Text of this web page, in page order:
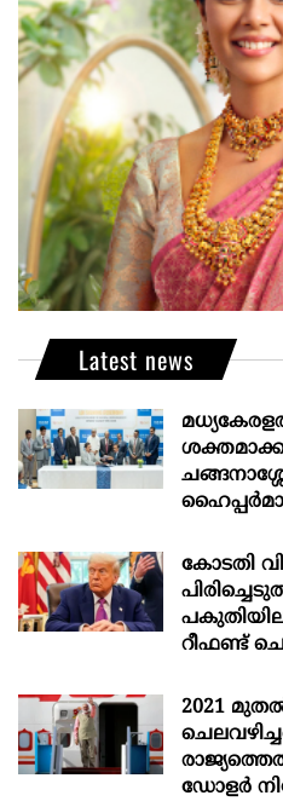
Latest news
കോടതി
റീഫണ്ട്
2021
ഡോളർ